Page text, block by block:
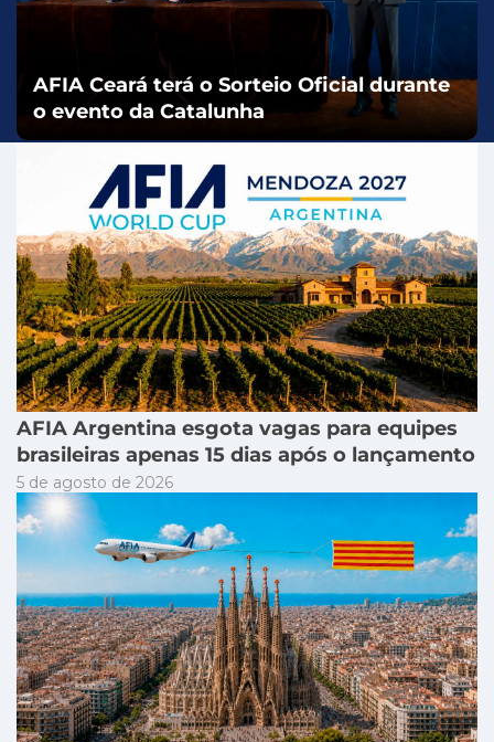
AFIA Ceará terá o Sorteio Oficial durante
o evento da Catalunha
AFIA Argentina esgota vagas para equipes
brasileiras apenas 15 dias após o lançamento
5 de agosto de 2026